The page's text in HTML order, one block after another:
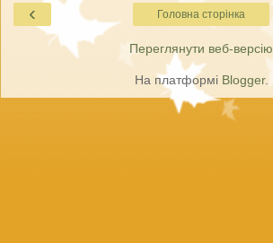
‹ Головна сторінка
Переглянути веб-версію
На платформі Blogger.